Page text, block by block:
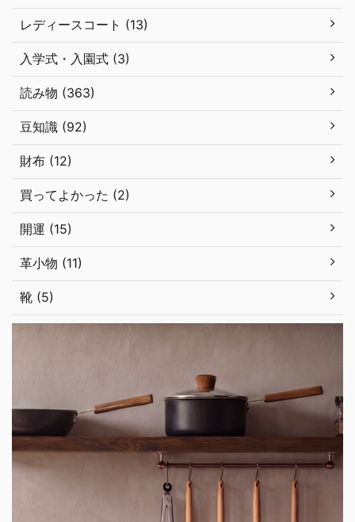
レディースコート (13)
入学式・入園式 (3)
読み物 (363)
豆知識 (92)
財布 (12)
買ってよかった (2)
開運 (15)
革小物 (11)
靴 (5)